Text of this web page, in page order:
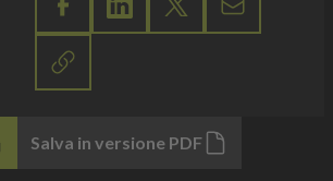
Salva in versione PDF